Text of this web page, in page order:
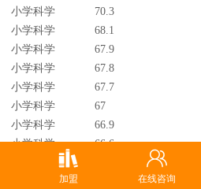
小学科学
70.3
小学科学
68.1
小学科学
67.9
小学科学
67.8
小学科学
67.7
小学科学
67
小学科学
66.9
小学科学
66.6
加盟 在线咨询